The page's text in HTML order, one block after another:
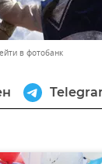
в фотобанк